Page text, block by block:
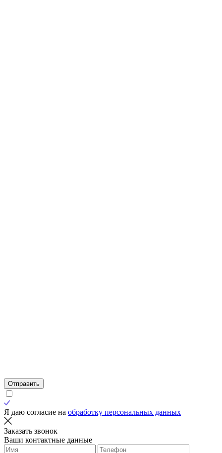
Отправить
Я даю согласие на обработку персональных данных
Заказать звонок
Ваши контактные данные